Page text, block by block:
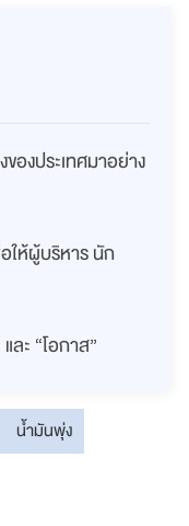
องประเทศมาอย่าง
ให้ผู้บริหาร นัก
ละ “โอกาส”
น้ำมันพุ่ง